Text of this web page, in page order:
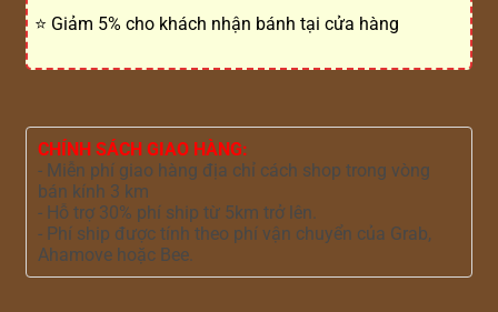
⭐ Giảm 5% cho khách nhận bánh tại cửa hàng
CHÍNH SÁCH GIAO HÀNG:
- Miễn phí giao hàng địa chỉ cách shop trong vòng
bán kính 3 km
- Hỗ trợ 30% phí ship từ 5km trở lên.
- Phí ship được tính theo phí vận chuyển của Grab,
Ahamove hoặc Bee.